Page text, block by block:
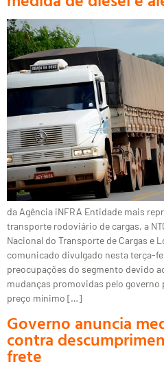
da Agência iNFRA Entidade mais
transporte rodoviário de cargas, a
Nacional do Transporte de Cargas e
comunicado divulgado nesta terça-
preocupações do segmento devido
mudanças promovidas pelo
preço mínimo […]
Governo anuncia
contra
frete